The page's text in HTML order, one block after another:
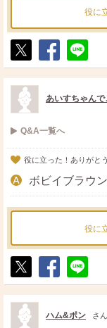
役に
ポ
ス
ト
シ
ェ
送
る
あいすちゃん
Q&A一覧へ
役に立った！ありがと
ボビイブラウ
役に
ポ
ス
ト
シ
ェ
送
る
ハム&ポン さん